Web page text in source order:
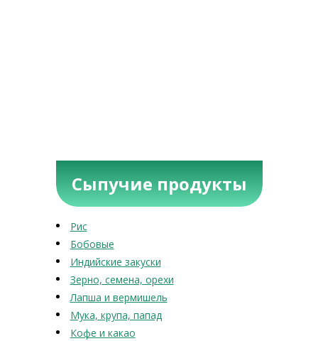
Сыпучие продукты
Рис
Бобовые
Индийские закуски
Зерно, семена, орехи
Лапша и вермишель
Мука, крупа, папад
Кофе и какао